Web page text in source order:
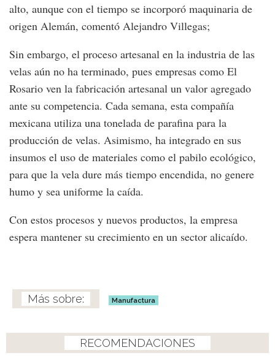
alto, aunque con el tiempo se incorporó maquinaria de
origen Alemán, comentó Alejandro Villegas;
Sin embargo, el proceso artesanal en la industria de las
velas aún no ha terminado, pues empresas como El
Rosario ven la fabricación artesanal un valor agregado
ante su competencia. Cada semana, esta compañía
mexicana utiliza una tonelada de parafina para la
producción de velas. Asimismo, ha integrado en sus
insumos el uso de materiales como el pabilo ecológico,
para que la vela dure más tiempo encendida, no genere
humo y sea uniforme la caída.
Con estos procesos y nuevos productos, la empresa
espera mantener su crecimiento en un sector alicaído.
Manufactura
RECOMENDACIONES